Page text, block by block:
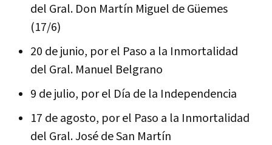
del Gral. Don Martín Miguel de Güemes
(17/6)
20 de junio, por el Paso a la Inmortalidad
del Gral. Manuel Belgrano
9 de julio, por el Día de la Independencia
17 de agosto, por el Paso a la Inmortalidad
del Gral. José de San Martín